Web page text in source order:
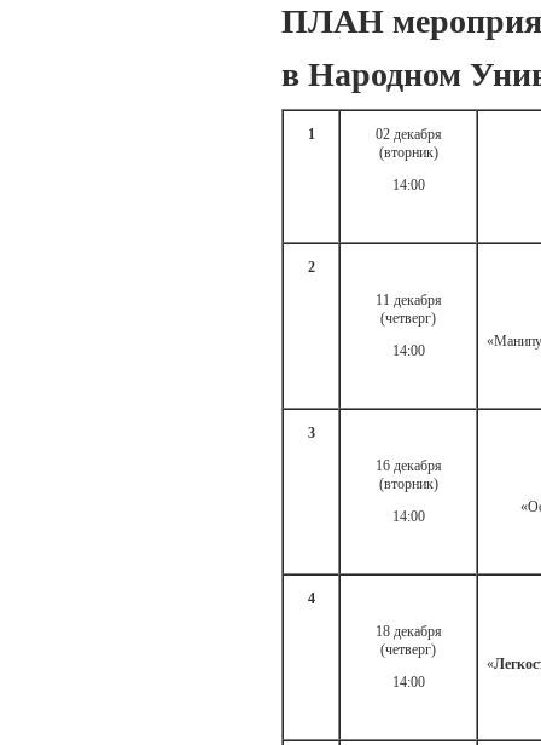
ПЛАН
в Народном
1
02 декабря
(вторник)
14:00
2
11 декабря
(четверг)
14:00
3
16 декабря
(вторник)
14:00
4
18 декабря
(четверг)
14:00
«